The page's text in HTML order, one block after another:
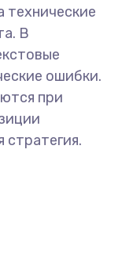
технические
В
ошибки.
при
стратегия.